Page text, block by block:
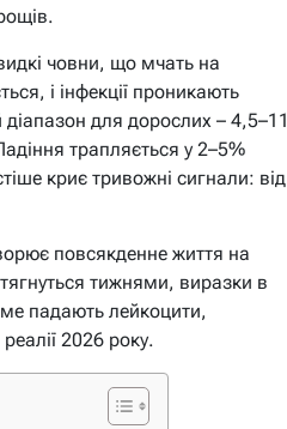
човни, що мчать на
і інфекції проникають
для дорослих – 4,5–11
трапляється у 2–5%
криє тривожні сигнали: від
повсякденне життя на
тижнями, виразки в
падають лейкоцити,
2026 року.